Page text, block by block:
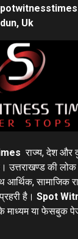
Uk
राज्य, देश और
उत्तराखण्ड की
सामाजिक
है। Spot
माध्यम या फेसबुक